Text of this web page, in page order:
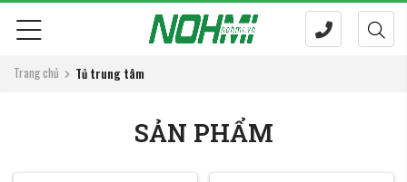
Trang chủ Tủ trung tâm
SẢN PHẨM